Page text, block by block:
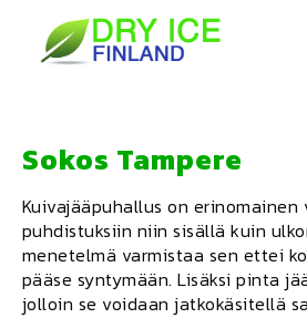
content
Sokos Tampere
Kuivajääpuhallus on
puhdistuksiin niin sisällä kuin
menetelmä varmistaa sen ettei
pääse syntymään. Lisäksi pinta
jolloin se voidaan jatkokäsitellä